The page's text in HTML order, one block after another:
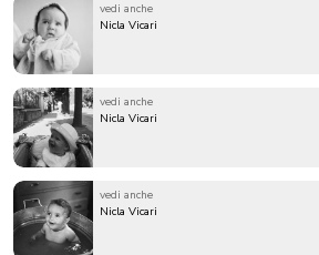
vedi anche
Nicla Vicari
vedi anche
Nicla Vicari
vedi anche
Nicla Vicari